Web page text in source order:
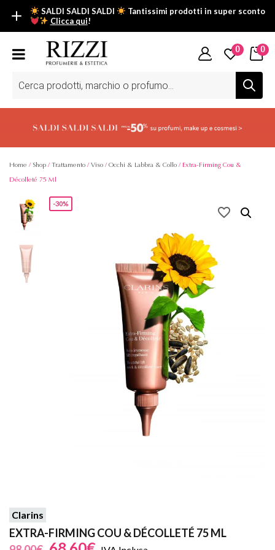
SALDI SALDI SALDI
Tantissimi prodotti in super sconto
Clicca qui!
SALDI SALDI SALDI
Fino al -50% su tantissimi prodotti beauty nella sezione saldi: il
Scopri tutti i prodotti in super saldo!Clicca qui
prodotti
0 0
Home / Shop / Trattamento / Viso / Occhi & Labbra & Collo / Extra-Firming Cou &
Décolleté 75 Ml
-30%
Clarins
EXTRA-FIRMING COU & DÉCOLLETÉ 75 ML